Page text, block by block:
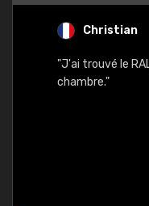
Christian
"J'ai trouvé le
chambre."